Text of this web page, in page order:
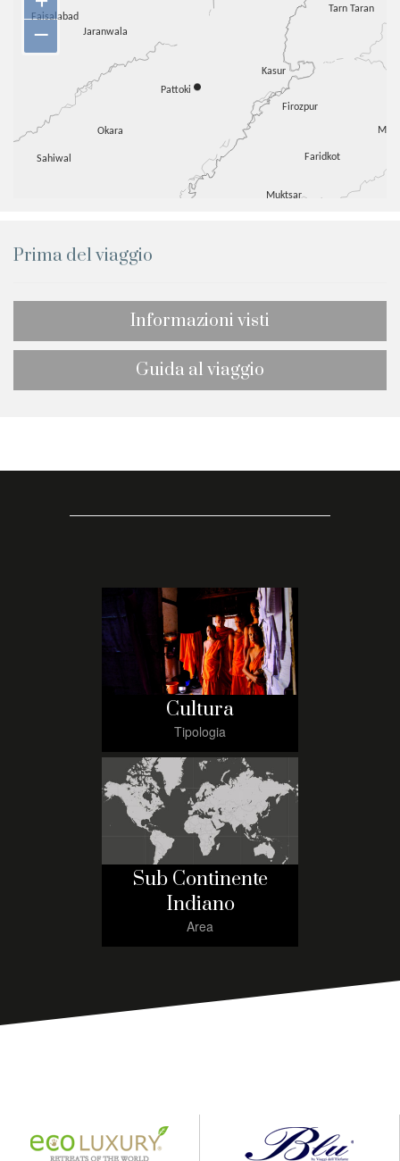
–
Prima del viaggio
Informazioni visti
Guida al viaggio
Cultura
Tipologia
Sub Continente
Indiano
Area